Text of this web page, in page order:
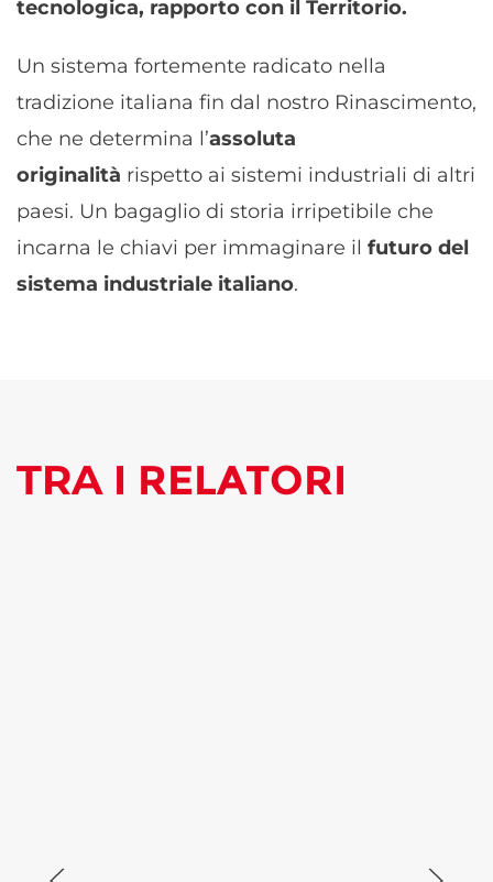
tecnologica, rapporto con il Territorio.
Un sistema fortemente radicato nella
tradizione italiana fin dal nostro Rinascimento,
che ne determina l’assoluta
originalità rispetto ai sistemi industriali di altri
paesi. Un bagaglio di storia irripetibile che
incarna le chiavi per immaginare il futuro del
sistema industriale italiano.
TRA I RELATORI